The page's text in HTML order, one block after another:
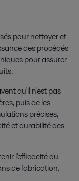
pour nettoyer et
des procédés
pour assurer
qu'il n'est pas
puis de les
précises,
et durabilité des
l'efficacité du
de fabrication.